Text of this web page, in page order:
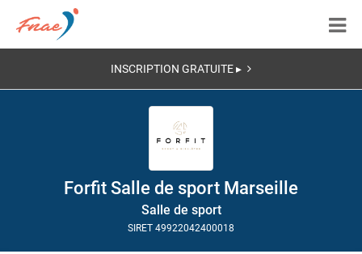
INSCRIPTION GRATUITE ▸
Forfit Salle de sport Marseille
Salle de sport
SIRET 49922042400018